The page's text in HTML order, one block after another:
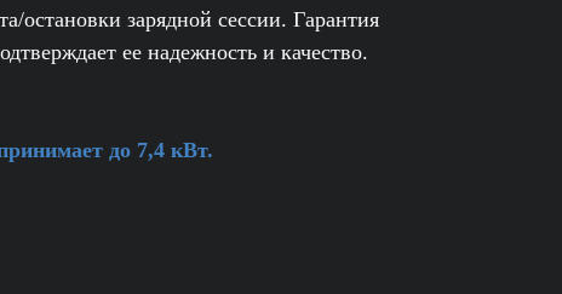
остановки зарядной сессии. Гарантия
ее надежность и качество.
до 7,4 кВт.